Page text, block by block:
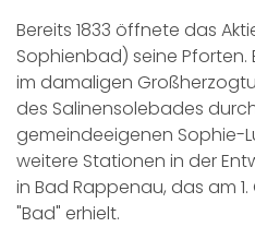
Bereits 1833 öffnete das
Sophienbad) seine Pforten.
im damaligen
des Salinensolebades
gemeindeeigenen Sophie-
weitere Stationen in der
in Bad Rappenau, das am
"Bad" erhielt.